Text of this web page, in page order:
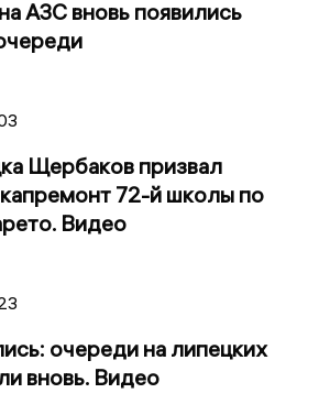
АЗС вновь появились
Щербаков призвал
72-й школы по
Видео
очереди на липецких
вновь. Видео